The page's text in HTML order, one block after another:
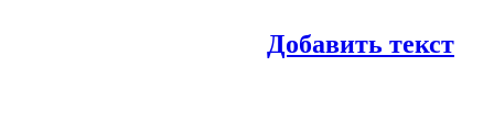
Добавить текст